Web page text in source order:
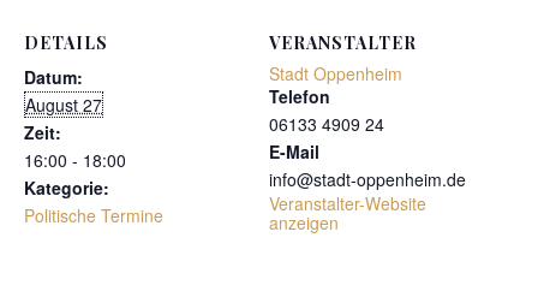
DETAILS
Datum:
August 27
Zeit:
16:00 - 18:00
Kategorie:
Politische Termine
VERANSTALTER
Stadt Oppenheim
Telefon
06133 4909 24
E-Mail
info@stadt-oppenheim.de
Veranstalter-Website
anzeigen